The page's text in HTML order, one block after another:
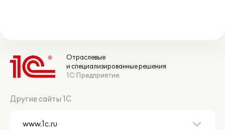
Отраслевые
и специализированные решения
1С:Предприятие
Другие сайты 1С